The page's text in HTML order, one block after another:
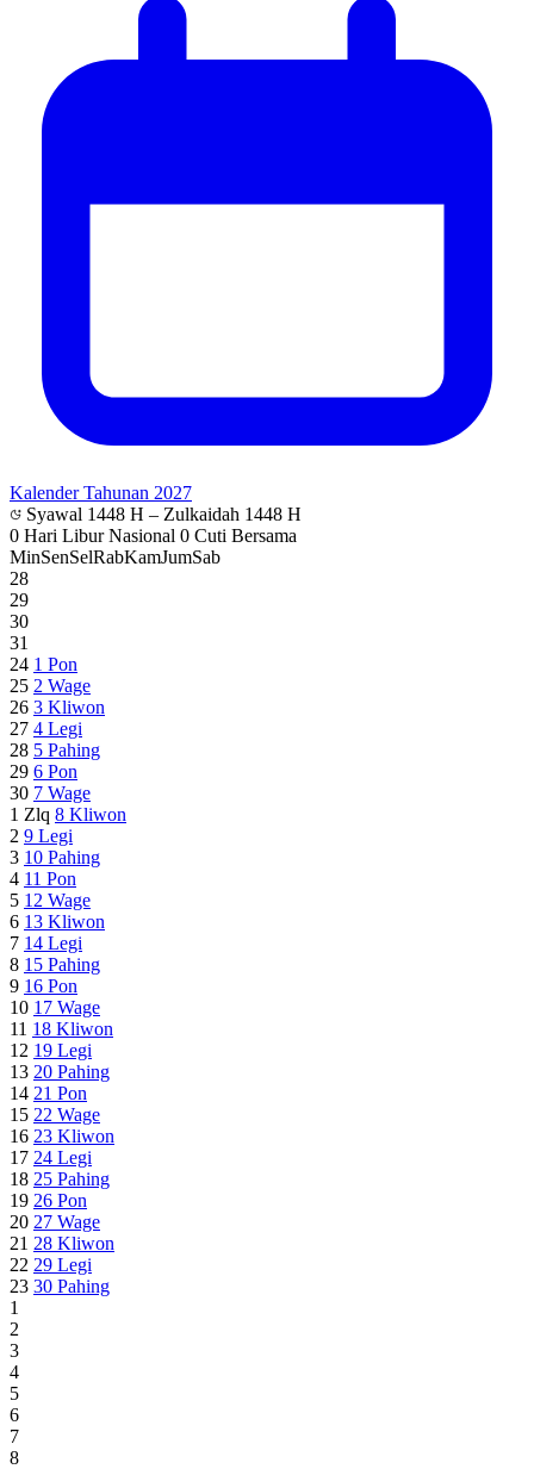
Kalender Tahunan 2027
Syawal 1448 H – Zulkaidah 1448 H
0 Hari Libur Nasional 0 Cuti Bersama
MinSenSelRabKamJumSab
28
29
30
31
24 1 Pon
25 2 Wage
26 3 Kliwon
27 4 Legi
28 5 Pahing
29 6 Pon
30 7 Wage
1 Zlq 8 Kliwon
2 9 Legi
3 10 Pahing
4 11 Pon
5 12 Wage
6 13 Kliwon
7 14 Legi
8 15 Pahing
9 16 Pon
10 17 Wage
11 18 Kliwon
12 19 Legi
13 20 Pahing
14 21 Pon
15 22 Wage
16 23 Kliwon
17 24 Legi
18 25 Pahing
19 26 Pon
20 27 Wage
21 28 Kliwon
22 29 Legi
23 30 Pahing
1
2
3
4
5
6
7
8